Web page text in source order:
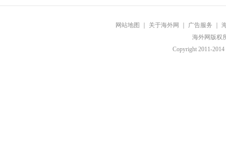
网站地图 关于海外网 广告服务
海外网版权
Copyright 2011-